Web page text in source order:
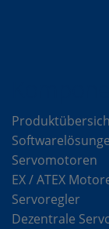
Servomotoren
EX / ATEX
Servoregler
Dezentrale